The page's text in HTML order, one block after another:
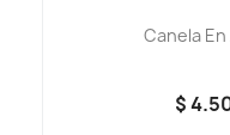
Canela
$